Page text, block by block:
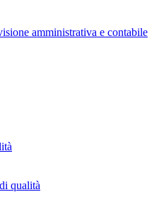
amministrativa e contabile
qualità